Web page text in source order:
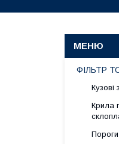
ФІЛЬТР
Кузові
Крила
Пороги